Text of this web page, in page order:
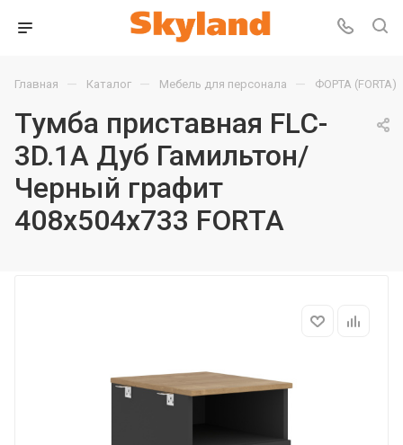
Главная — Каталог — Мебель для персонала — ФОРТА (FORTA)
Тумба приставная FLC-
3D.1A Дуб Гамильтон/
Черный графит
408х504х733 FORTA